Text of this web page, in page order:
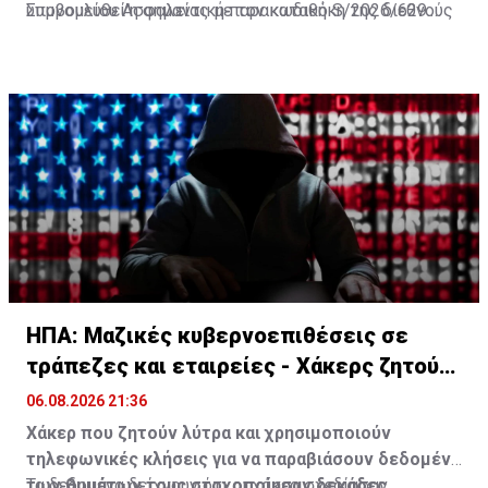
υπονομευθεί η σημαντική παρακαταθήκη της διεθνούς
Συμβουλίου Ασφαλείας με τον κωδικό S/2026/629.
ΗΠΑ: Μαζικές κυβερνοεπιθέσεις σε
τράπεζες και εταιρείες - Χάκερς ζητούν
λύτρα
06.08.2026 21:36
Χάκερ που ζητούν λύτρα και χρησιμοποιούν
τηλεφωνικές κλήσεις για να παραβιάσουν δεδομένα